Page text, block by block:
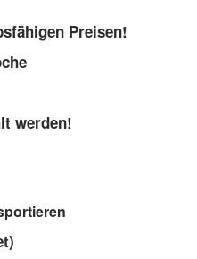
Preisen!
werden!
)